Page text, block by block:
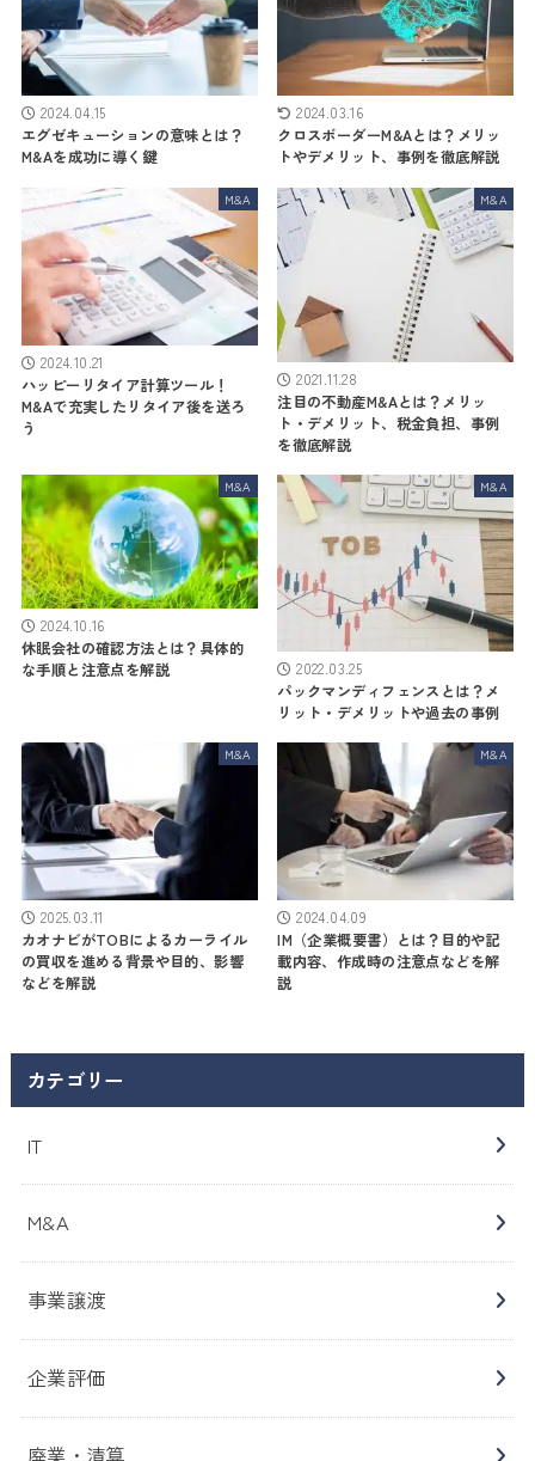
2024.04.15
エグゼキューションの意味とは？
M&Aを成功に導く鍵
2024.03.16
クロスボーダーM&Aとは？メリッ
トやデメリット、事例を徹底解説
M&A
2024.10.21
ハッピーリタイア計算ツール！
M&Aで充実したリタイア後を送ろ
う
M&A
2021.11.28
注目の不動産M&Aとは？メリッ
ト・デメリット、税金負担、事例
を徹底解説
M&A
2024.10.16
休眠会社の確認方法とは？具体的
な手順と注意点を解説
M&A
2022.03.25
パックマンディフェンスとは？メ
リット・デメリットや過去の事例
M&A
2025.03.11
カオナビがTOBによるカーライル
の買収を進める背景や目的、影響
などを解説
M&A
2024.04.09
IM（企業概要書）とは？目的や記
載内容、作成時の注意点などを解
説
カテゴリー
IT
M&A
事業譲渡
企業評価